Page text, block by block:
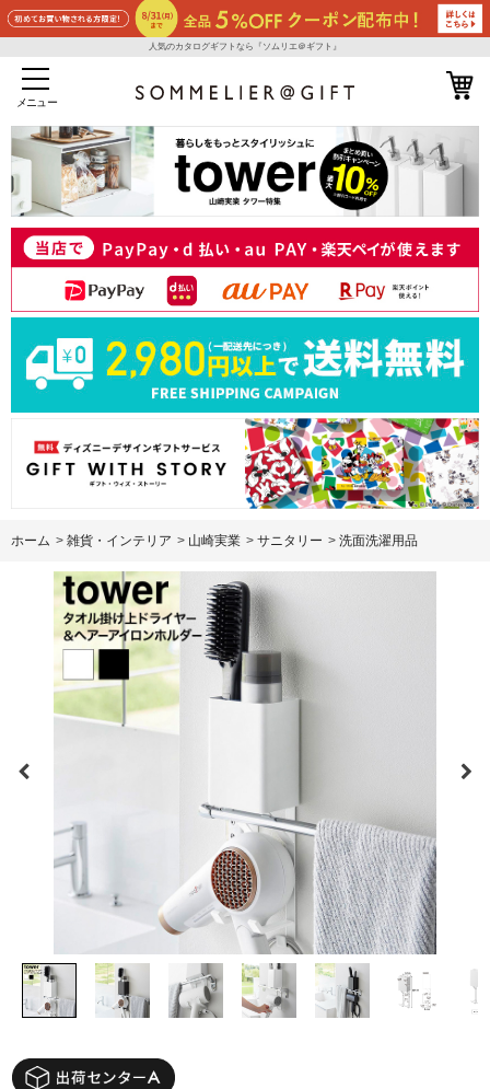
人気のカタログギフトなら『ソムリエ＠ギフト』
メニュー
ホーム > 雑貨・インテリア > 山崎実業 > サニタリー > 洗面洗濯用品